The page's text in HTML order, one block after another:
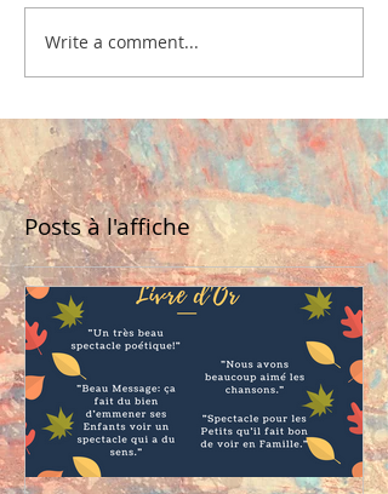
Write a comment...
Posts à l'affiche